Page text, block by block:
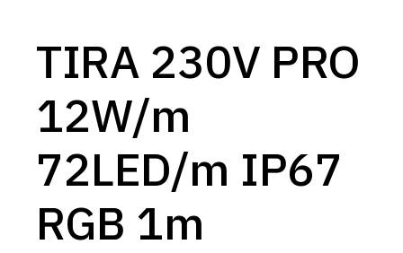
TIRA 230V PRO
12W/m
72LED/m IP67
RGB 1m